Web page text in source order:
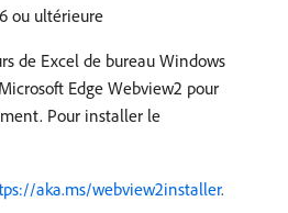
ou ultérieure
de Excel de bureau Windows
Edge Webview2 pour
Pour installer le
aka.ms/webview2installer.